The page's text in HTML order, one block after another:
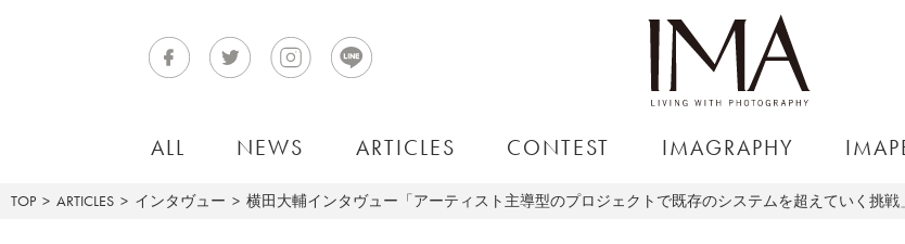
ALL NEWS ARTICLES CONTEST IMAGRAPHY
TOP ARTICLES インタヴュー 横田大輔インタヴュー「アーティスト主導型のプロジェクトで既存のシステムを超えていく挑戦」